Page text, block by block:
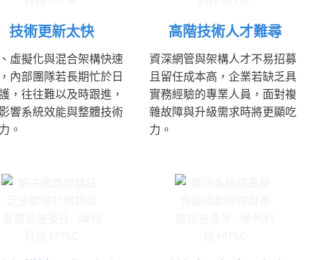
技術更新太快
虛擬化與混合架構快速
內部團隊若長期忙於日
，往往難以及時跟進，
響系統效能與整體技術
。
高階技術人才難尋
資深網管與架構人才不易招募
且留任成本高，企業若缺乏具
實務經驗的專業人員，面對複
雜故障與升級需求時將更顯吃
力。